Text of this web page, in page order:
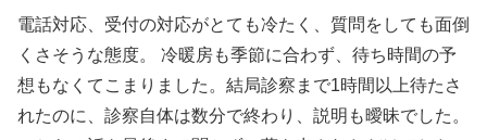
電話対応、受付の対応がとても冷たく、質問をしても面倒
くさそうな態度。 冷暖房も季節に合わず、待ち時間の予
想もなくてこまりました。結局診察まで1時間以上待たさ
れたのに、診察自体は数分で終わり、説明も曖昧でした。